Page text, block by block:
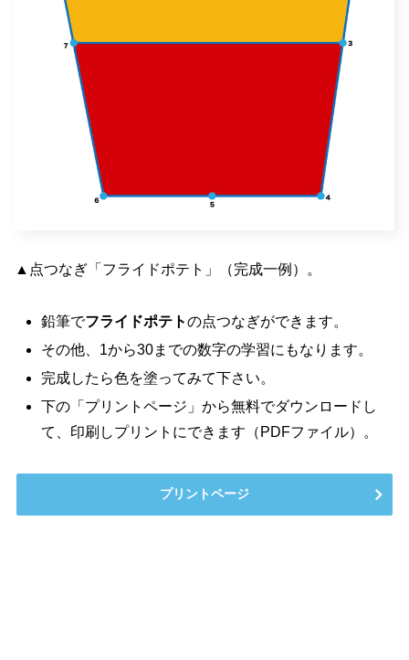
▲点つなぎ「フライドポテト」（完成一例）。
鉛筆でフライドポテトの点つなぎができます。
その他、1から30までの数字の学習にもなります。
完成したら色を塗ってみて下さい。
下の「プリントページ」から無料でダウンロードし
て、印刷しプリントにできます（PDFファイル）。
プリントページ